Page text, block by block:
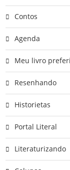
Contos
Agenda
Meu livro
Resenhando
Historietas
Portal Literal
Literaturizando